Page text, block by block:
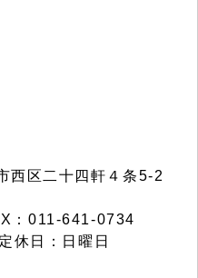
区二十四軒４条5-2
：011-641-0734
休日：日曜日